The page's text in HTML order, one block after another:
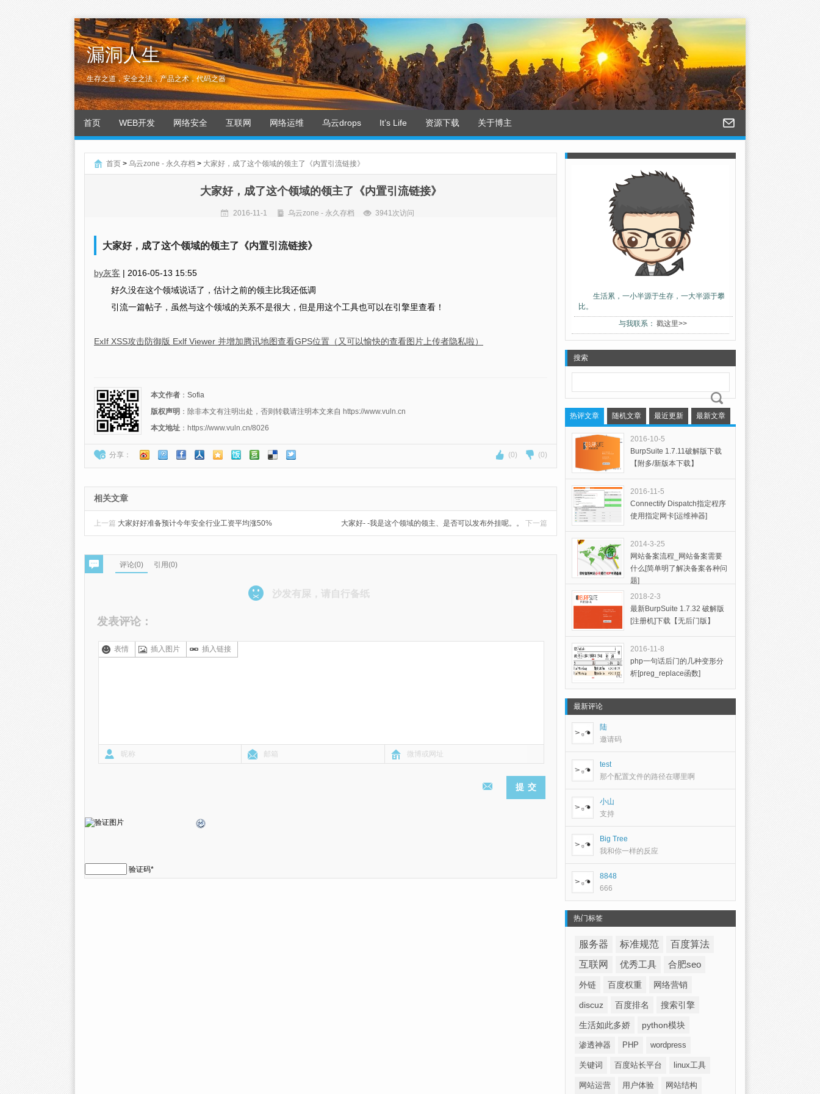
漏洞人生
生存之道，安全之法，产品之术，代码之器
首页 WEB开发 网络安全 互联网 网络运维 乌云drops It’s Life 资源下载 关于博主
首页 > 乌云zone - 永久存档 > 大家好，成了这个领域的领主了《内置引流链接》
大家好，成了这个领域的领主了《内置引流链接》
2016-11-1 乌云zone - 永久存档 3941次访问
大家好，成了这个领域的领主了《内置引流链接》
by灰客 | 2016-05-13 15:55
好久没在这个领域说话了，估计之前的领主比我还低调
引流一篇帖子，虽然与这个领域的关系不是很大，但是用这个工具也可以在引擎里查看！
ExIf XSS攻击防御版 Exlf Viewer 并增加腾讯地图查看GPS位置（又可以愉快的查看图片上传者隐私啦）
本文作者 ： Sofia
版权声明 ：除非本文有注明出处，否则转载请注明本文来自 https://www.vuln.cn
本文地址 ：https://www.vuln.cn/8026
分享： (0) (0)
相关文章
上一篇 大家好好准备预计今年安全行业工资平均涨50% 大家好- -我是这个领域的领主、是否可以发布外挂呢。。 下一篇
评论(0) 引用(0)
沙发有屎，请自行备纸
发表评论：
表情 插入图片 插入链接
验证码*
生活累，一小半源于生存，一大半源于攀
比。
与我联系： 戳这里>>
搜索
热评文章 随机文章 最近更新 最新文章
2016-10-5
BurpSuite 1.7.11破解版下载
【附多/新版本下载】
2016-11-5
Connectify Dispatch指定程序
使用指定网卡[运维神器]
2014-3-25
网站备案流程_网站备案需要
什么[简单明了解决备案各种问
题]
2018-2-3
最新BurpSuite 1.7.32 破解版
[注册机]下载【无后门版】
2016-11-8
php一句话后门的几种变形分
析[preg_replace函数]
最新评论
陆
邀请码
test
那个配置文件的路径在哪里啊
小山
支持
Big Tree
我和你一样的反应
8848
666
热门标签
服务器 标准规范
百度算法
互联网
优秀工具 合肥seo
外链 百度权重 网络营销
discuz 百度排名 搜索引擎
生活如此多娇 python模块
渗透神器 PHP wordpress
关键词 百度站长平台 linux工具
网站运营 用户体验 网站结构